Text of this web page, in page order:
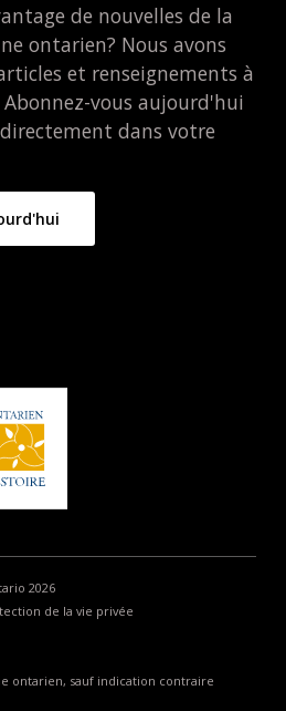
de nouvelles de la
ontarien? Nous avons
et renseignements à
vous aujourd'hui
dans votre
2026
de la vie privée
ontarien, sauf indication contraire